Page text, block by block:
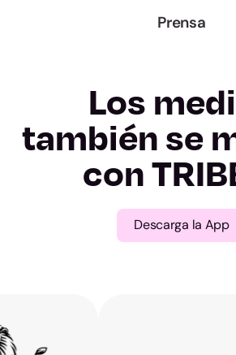
Lugo
Madrid
Murcia
Prensa
Los
también se
con
Descarga la App